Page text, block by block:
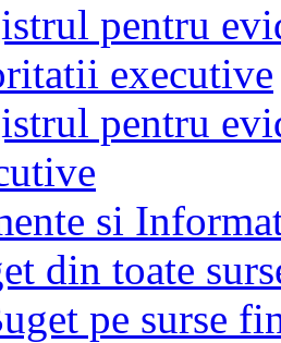
pentru
executive
pentru
si
din toate
pe surse